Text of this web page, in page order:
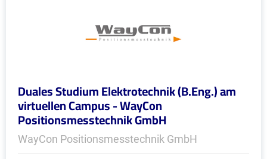
Duales Studium Elektrotechnik (B.Eng.) am
virtuellen Campus - WayCon
Positionsmesstechnik GmbH
WayCon Positionsmesstechnik GmbH